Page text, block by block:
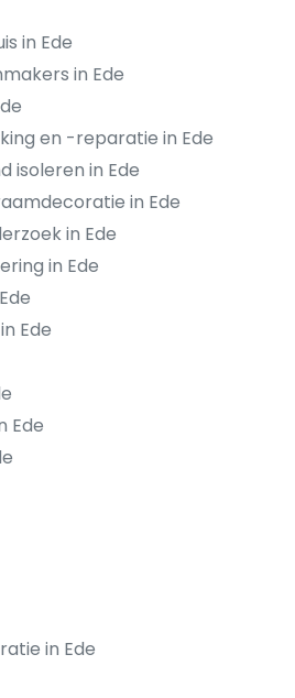
in Ede
in Ede
en -reparatie in Ede
isoleren in Ede
in Ede
in Ede
in Ede
Ede
Ede
in Ede